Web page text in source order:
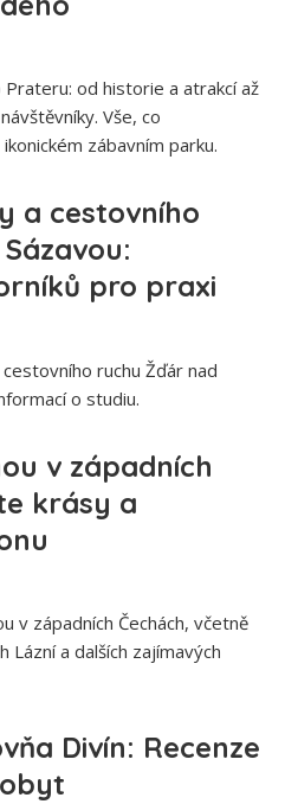
od historie a atrakcí až
Vše, co
zábavním parku.
a cestovního
pro praxi
ruchu Žďár nad
o studiu.
v západních
krásy a
v západních Čechách, včetně
Lázní a dalších zajímavých
Divín: Recenze